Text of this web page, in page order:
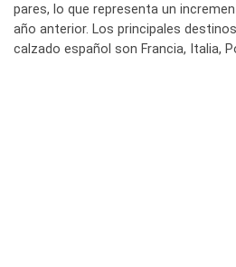
pares, lo que representa un
año anterior. Los principales
calzado español son Francia, Italia,